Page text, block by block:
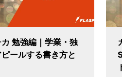
カ 勉強編｜学業・独
ールする書き方と